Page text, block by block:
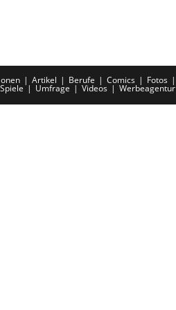
Artikel Berufe Comics Fotos
Spiele Umfrage Videos Werbeagentur